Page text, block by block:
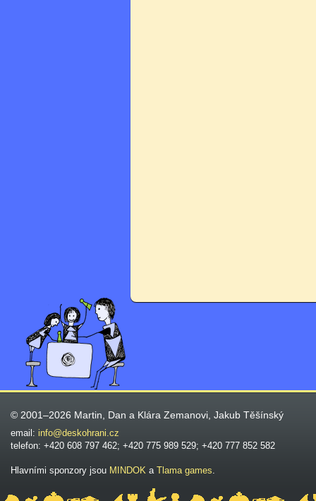
© 2001–2026 Martin, Dan a Klára Zemanovi, Jakub Těšínský
email: info@deskohrani.cz
telefon: +420 608 797 462; +420 775 989 529; +420 777 852 582
Hlavními sponzory jsou MINDOK a Tlama games.